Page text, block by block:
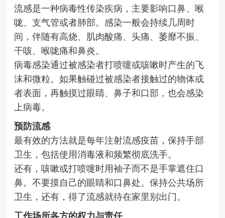
流感是一种病毒性传染疾病，主要影响口鼻、喉
咙、支气管或者肺部。感染一般会持续几周时
间，伴随有高烧、肌肉酸痛、头痛、萎靡不振、
干咳、喉咙痛和鼻炎。
病毒感染通过被感染者打喷嚏或咳嗽时产生的飞
沫和微粒。如果触碰过被感染者接触过的物体或
者表面，再触摸过眼睛、鼻子和口部，也会感染
上病毒。
预防流感
最有效的方法就是每年注射流感疫苗，保持手部
卫生，包括使用消毒液和频繁彻底洗手。
还有，咳嗽或打喷嚏时用袖子而不是手掌遮住口
鼻。不要摸自己的眼睛和口鼻处。保持公共场所
卫生，还有，得了流感就待在家里别出门。
工作场所各方的权力与责任